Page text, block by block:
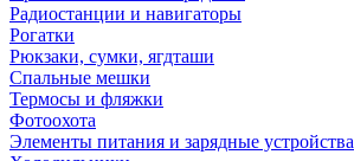
Радиостанции и навигаторы
Рогатки
Рюкзаки, сумки, ягдташи
Спальные мешки
Термосы и фляжки
Фотоохота
Элементы питания и зарядные устройства